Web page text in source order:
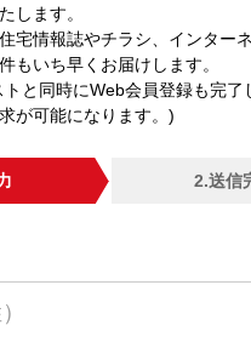
します。
宅情報誌やチラシ、インター
もいち早くお届けします。
と同時にWeb会員登録も完了
が可能になります。)
2.送信